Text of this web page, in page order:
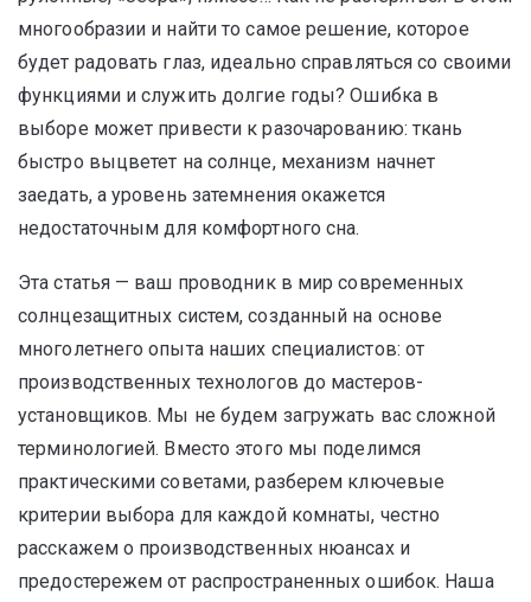
многообразии и найти то самое решение, которое
будет радовать глаз, идеально справляться со своими
функциями и служить долгие годы? Ошибка в
выборе может привести к разочарованию: ткань
быстро выцветет на солнце, механизм начнет
заедать, а уровень затемнения окажется
недостаточным для комфортного сна.
Эта статья — ваш проводник в мир современных
солнцезащитных систем, созданный на основе
многолетнего опыта наших специалистов: от
производственных технологов до мастеров-
установщиков. Мы не будем загружать вас сложной
терминологией. Вместо этого мы поделимся
практическими советами, разберем ключевые
критерии выбора для каждой комнаты, честно
расскажем о производственных нюансах и
предостережем от распространенных ошибок. Наша